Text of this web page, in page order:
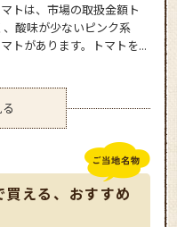
トは、市場の取扱金額ト
酸味が少ないピンク系
トがあります。トマトを...
える、おすすめ